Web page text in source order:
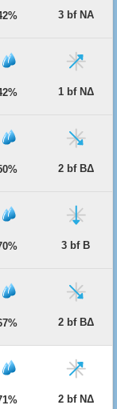
3 bf ΝΑ
1 bf ΝΔ
2 bf ΒΔ
3 bf Β
2 bf ΒΔ
2 bf ΝΔ